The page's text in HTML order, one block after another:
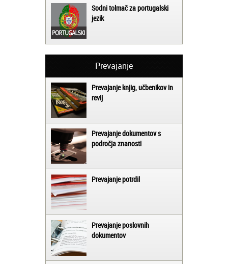
Sodni tolmač za portugalski
jezik
Prevajanje
Prevajanje knjig, učbenikov in
revij
Prevajanje dokumentov s
področja znanosti
Prevajanje potrdil
Prevajanje poslovnih
dokumentov